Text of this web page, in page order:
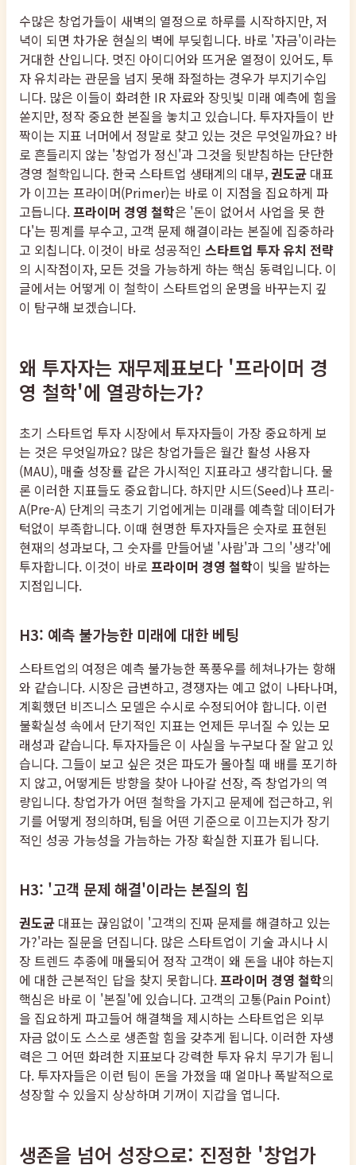
수많은 창업가들이 새벽의 열정으로 하루를 시작하지만, 저
녁이 되면 차가운 현실의 벽에 부딪힙니다. 바로 '자금'이라는
거대한 산입니다. 멋진 아이디어와 뜨거운 열정이 있어도, 투
자 유치라는 관문을 넘지 못해 좌절하는 경우가 부지기수입
니다. 많은 이들이 화려한 IR 자료와 장밋빛 미래 예측에 힘을
쏟지만, 정작 중요한 본질을 놓치고 있습니다. 투자자들이 반
짝이는 지표 너머에서 정말로 찾고 있는 것은 무엇일까요? 바
로 흔들리지 않는 '창업가 정신'과 그것을 뒷받침하는 단단한
경영 철학입니다. 한국 스타트업 생태계의 대부,권도균 대표
가 이끄는 프라이머(Primer)는 바로 이 지점을 집요하게 파
고듭니다.프라이머 경영 철학은 '돈이 없어서 사업을 못 한
다'는 핑계를 부수고, 고객 문제 해결이라는 본질에 집중하라
고 외칩니다. 이것이 바로 성공적인 스타트업 투자 유치 전략
의 시작점이자, 모든 것을 가능하게 하는 핵심 동력입니다. 이
글에서는 어떻게 이 철학이 스타트업의 운명을 바꾸는지 깊
이 탐구해 보겠습니다.
왜 투자자는 재무제표보다 '프라이머 경
영 철학'에 열광하는가?
초기 스타트업 투자 시장에서 투자자들이 가장 중요하게 보
는 것은 무엇일까요? 많은 창업가들은 월간 활성 사용자
(MAU), 매출 성장률 같은 가시적인 지표라고 생각합니다. 물
론 이러한 지표들도 중요합니다. 하지만 시드(Seed)나 프리-
A(Pre-A) 단계의 극초기 기업에게는 미래를 예측할 데이터가
턱없이 부족합니다. 이때 현명한 투자자들은 숫자로 표현된
현재의 성과보다, 그 숫자를 만들어낼 '사람'과 그의 '생각'에
투자합니다. 이것이 바로 프라이머 경영 철학이 빛을 발하는
지점입니다.
H3: 예측 불가능한 미래에 대한 베팅
스타트업의 여정은 예측 불가능한 폭풍우를 헤쳐나가는 항해
와 같습니다. 시장은 급변하고, 경쟁자는 예고 없이 나타나며,
계획했던 비즈니스 모델은 수시로 수정되어야 합니다. 이런
불확실성 속에서 단기적인 지표는 언제든 무너질 수 있는 모
래성과 같습니다. 투자자들은 이 사실을 누구보다 잘 알고 있
습니다. 그들이 보고 싶은 것은 파도가 몰아칠 때 배를 포기하
지 않고, 어떻게든 방향을 찾아 나아갈 선장, 즉 창업가의 역
량입니다. 창업가가 어떤 철학을 가지고 문제에 접근하고, 위
기를 어떻게 정의하며, 팀을 어떤 기준으로 이끄는지가 장기
적인 성공 가능성을 가늠하는 가장 확실한 지표가 됩니다.
H3: '고객 문제 해결'이라는 본질의 힘
권도균 대표는 끊임없이 '고객의 진짜 문제를 해결하고 있는
가?'라는 질문을 던집니다. 많은 스타트업이 기술 과시나 시
장 트렌드 추종에 매몰되어 정작 고객이 왜 돈을 내야 하는지
에 대한 근본적인 답을 찾지 못합니다.프라이머 경영 철학의
핵심은 바로 이 '본질'에 있습니다. 고객의 고통(Pain Point)
을 집요하게 파고들어 해결책을 제시하는 스타트업은 외부
자금 없이도 스스로 생존할 힘을 갖추게 됩니다. 이러한 자생
력은 그 어떤 화려한 지표보다 강력한 투자 유치 무기가 됩니
다. 투자자들은 이런 팀이 돈을 가졌을 때 얼마나 폭발적으로
성장할 수 있을지 상상하며 기꺼이 지갑을 엽니다.
생존을 넘어 성장으로: 진정한 '창업가